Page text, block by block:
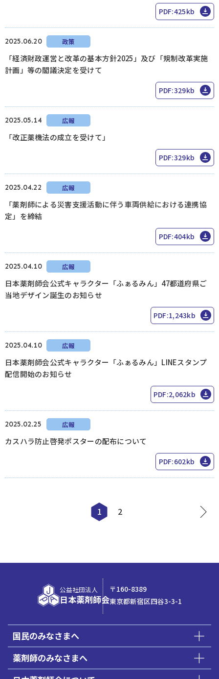
PDF:425kb
2025.06.20 政策
「経済財政運営と改革の基本方針2025」及び「規制改革実施
計画」等の閣議決定を受けて
PDF:329kb
2025.05.14 広報
「改正薬機法の成立を受けて」
PDF:329kb
2025.04.22 広報
「薬剤師による災害支援活動に伴う車両供給における連携協
定」を締結
PDF:404kb
2025.04.10 広報
日本薬剤師会公式キャラクター「ふぁるみん」47都道府県ご
当地デザイン誕生のお知らせ
PDF:1,243kb
2025.04.10 広報
日本薬剤師会公式キャラクター「ふぁるみん」LINEスタンプ
配信開始のお知らせ
PDF:2,062kb
2025.02.25 広報
カスハラ防止啓発ポスターの配布について
PDF:602kb
1 2
公益社団法人
日本薬剤師会
〒160-8389
東京都新宿区四谷3-3-1
国民のみなさまへ
薬剤師のみなさまへ